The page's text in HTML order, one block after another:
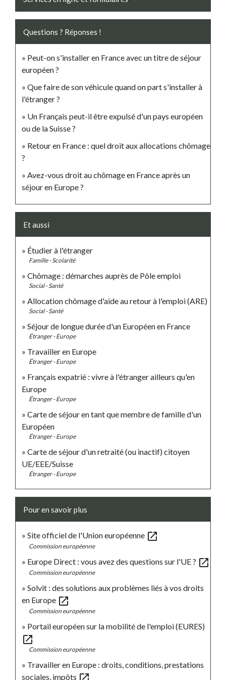
Questions ? Réponses !
Peut-on s'installer en France avec un titre de séjour
européen ?
Que faire de son véhicule quand on part s'installer à
l'étranger ?
Un Français peut-il être expulsé d'un pays européen
ou de la Suisse ?
Retour en France : quel droit aux allocations chômage
?
Avez-vous droit au chômage en France après un
séjour en Europe ?
Et aussi
Étudier à l'étranger
Famille - Scolarité
Chômage : démarches auprès de Pôle emploi
Social - Santé
Allocation chômage d'aide au retour à l'emploi (ARE)
Social - Santé
Séjour de longue durée d'un Européen en France
Étranger - Europe
Travailler en Europe
Étranger - Europe
Français expatrié : vivre à l'étranger ailleurs qu'en
Europe
Étranger - Europe
Carte de séjour en tant que membre de famille d'un
Européen
Étranger - Europe
Carte de séjour d'un retraité (ou inactif) citoyen
UE/EEE/Suisse
Étranger - Europe
Pour en savoir plus
Site officiel de l'Union européenne open_in_new
Commission européenne
Europe Direct : vous avez des questions sur l'UE ? open_in_new
Commission européenne
Solvit : des solutions aux problèmes liés à vos droits
en Europe open_in_new
Commission européenne
Portail européen sur la mobilité de l'emploi (EURES)
open_in_new
Commission européenne
Travailler en Europe : droits, conditions, prestations
sociales, impôts